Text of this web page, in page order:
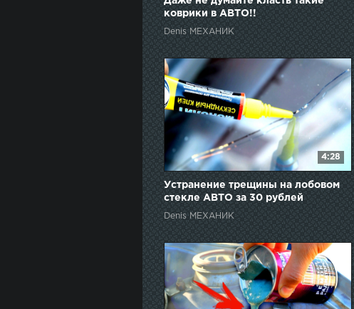
коврики в АВТО!!
Denis МЕХАНИК
4:28
Устранение трещины на лобовом
стекле АВТО за 30 рублей
Denis МЕХАНИК